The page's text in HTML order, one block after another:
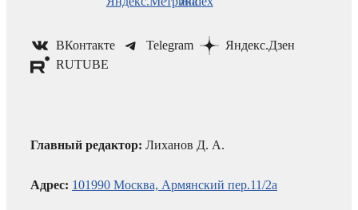
ВКонтакте Telegram
Яндекс.Дзен
RUTUBE
Главный редактор: Лиханов Д. А.
Адрес: 101990 Москва, Армянский пер.11/2а